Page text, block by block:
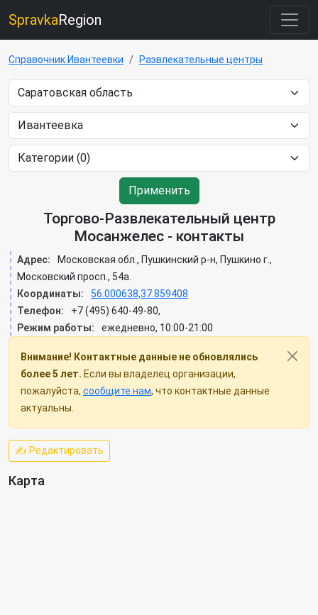
SpravkaRegion
Справочник Ивантеевки Развлекательные центры
Применить
Торгово-Развлекательный центр
Мосанжелес - контакты
Адрес:
Московская обл., Пушкинский р-н, Пушкино г.,
Московский просп., 54а.
Координаты:
56.000638,37.859408
Телефон:
+7 (495) 640-49-80,
Режим работы:
ежедневно, 10:00-21:00
Внимание! Контактные данные не обновлялись
более 5 лет. Если вы владелец организации,
пожалуйста, сообщите нам, что контактные данные
актуальны.
✍ Редактировать
Карта